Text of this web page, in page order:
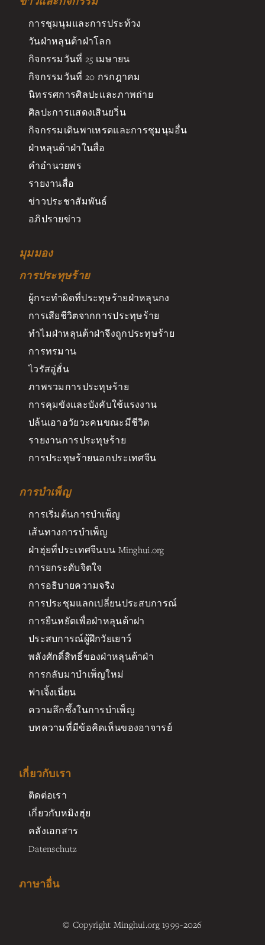
การชุมนุมและการประท้วง
วันฝ่าหลุนต้าฝ่าโลก
กิจกรรมวันที่ 25 เมษายน
กิจกรรมวันที่ 20 กรกฎาคม
นิทรรศการศิลปะและภาพถ่าย
ศิลปะการแสดงเสินยวิ่น
กิจกรรมเดินพาเหรดและการชุมนุมอื่น
ฝ่าหลุนต้าฝ่าในสื่อ
คำอำนวยพร
รายงานสื่อ
ข่าวประชาสัมพันธ์
อภิปรายข่าว
มุมมอง
การประทุษร้าย
ผู้กระทำผิดที่ประทุษร้ายฝ่าหลุนกง
การเสียชีวิตจากการประทุษร้าย
ทำไมฝ่าหลุนต้าฝ่าจึงถูกประทุษร้าย
การทรมาน
ไวรัสอู่ฮั่น
ภาพรวมการประทุษร้าย
การคุมขังและบังคับใช้แรงงาน
ปล้นเอาอวัยวะคนขณะมีชีวิต
รายงานการประทุษร้าย
การประทุษร้ายนอกประเทศจีน
การบำเพ็ญ
การเริ่มต้นการบำเพ็ญ
เส้นทางการบำเพ็ญ
ฝ่าฮุ่ยที่ประเทศจีนบน Minghui.org
การยกระดับจิตใจ
การอธิบายความจริง
การประชุมแลกเปลี่ยนประสบการณ์
การยืนหยัดเพื่อฝ่าหลุนต้าฝา
ประสบการณ์ผู้ฝึกวัยเยาว์
พลังศักดิ์สิทธิ์ของฝ่าหลุนต้าฝ่า
การกลับมาบำเพ็ญใหม่
ฟาเจิ้งเนี่ยน
ความลึกซึ้งในการบำเพ็ญ
บทความที่มีข้อคิดเห็นของอาจารย์
เกี่ยวกับเรา
ติดต่อเรา
เกี่ยวกับหมิงฮุ่ย
คลังเอกสาร
Datenschutz
ภาษาอื่น
© Copyright Minghui.org 1999-2026